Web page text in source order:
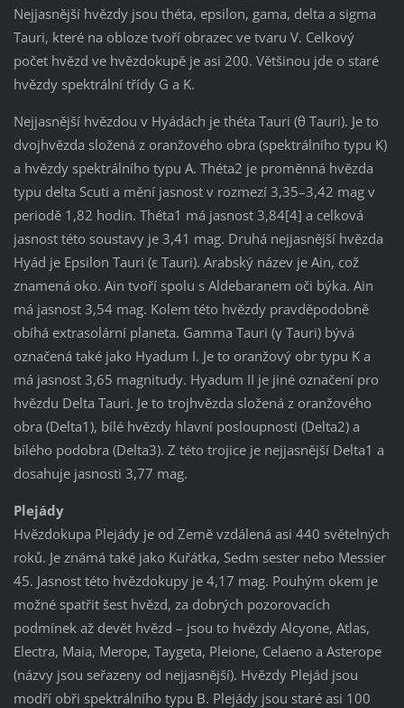
Nejjasnější hvězdy jsou théta, epsilon, gama, delta a sigma
Tauri, které na obloze tvoří obrazec ve tvaru V. Celkový
počet hvězd ve hvězdokupě je asi 200. Většinou jde o staré
hvězdy spektrální třídy G a K.
Nejjasnější hvězdou v Hyádách je théta Tauri (θ Tauri). Je to
dvojhvězda složená z oranžového obra (spektrálního typu K)
a hvězdy spektrálního typu A. Théta2 je proměnná hvězda
typu delta Scuti a mění jasnost v rozmezí 3,35–3,42 mag v
periodě 1,82 hodin. Théta1 má jasnost 3,84[4] a celková
jasnost této soustavy je 3,41 mag. Druhá nejjasnější hvězda
Hyád je Epsilon Tauri (ε Tauri). Arabský název je Ain, což
znamená oko. Ain tvoří spolu s Aldebaranem oči býka. Ain
má jasnost 3,54 mag. Kolem této hvězdy pravděpodobně
obíhá extrasolární planeta. Gamma Tauri (γ Tauri) bývá
označená také jako Hyadum I. Je to oranžový obr typu K a
má jasnost 3,65 magnitudy. Hyadum II je jiné označení pro
hvězdu Delta Tauri. Je to trojhvězda složená z oranžového
obra (Delta1), bílé hvězdy hlavní posloupnosti (Delta2) a
bílého podobra (Delta3). Z této trojice je nejjasnější Delta1 a
dosahuje jasnosti 3,77 mag.
Plejády
Hvězdokupa Plejády je od Země vzdálená asi 440 světelných
roků. Je známá také jako Kuřátka, Sedm sester nebo Messier
45. Jasnost této hvězdokupy je 4,17 mag. Pouhým okem je
možné spatřit šest hvězd, za dobrých pozorovacích
podmínek až devět hvězd – jsou to hvězdy Alcyone, Atlas,
Electra, Maia, Merope, Taygeta, Pleione, Celaeno a Asterope
(názvy jsou seřazeny od nejjasnější). Hvězdy Plejád jsou
modří obři spektrálního typu B. Plejády jsou staré asi 100